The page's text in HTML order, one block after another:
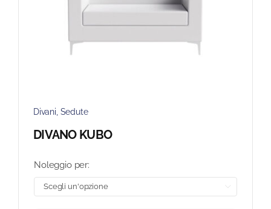
Divani, Sedute
DIVANO KUBO
Noleggio per: